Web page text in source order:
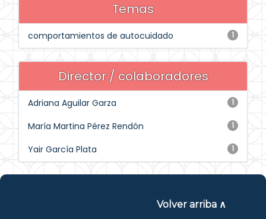
Temas
1
comportamientos de autocuidado
Director / colaboradores
1
Adriana Aguilar Garza
1
María Martina Pérez Rendón
1
Yair García Plata
Volver arriba ∧